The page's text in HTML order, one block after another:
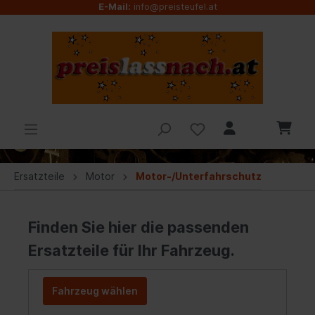
E-Mail: info@preisteufel.at
Ersatzteile Motor Motor-/Unterfahrschutz
Finden Sie hier die passenden
Ersatzteile für Ihr Fahrzeug.
Fahrzeug wählen